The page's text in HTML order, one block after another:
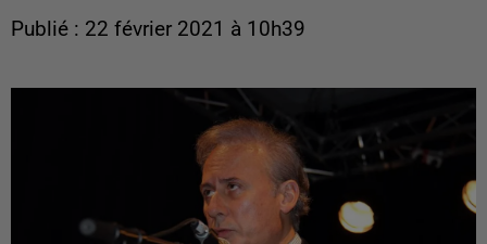
Publié : 22 février 2021 à 10h39